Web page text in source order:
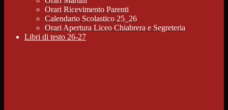
Orari Ricevimento Parenti
Calendario Scolastico 25_26
Orari Apertura Liceo Chiabrera e Segreteria
Libri di testo 26-27